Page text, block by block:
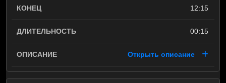
12:15
00:15
Открыть описание